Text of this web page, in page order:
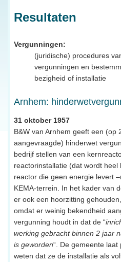
Resultaten
Vergunningen:
(juridische) procedures
vergunningen en
bezigheid of installatie
Arnhem:
31 oktober 1957
B&W van Arnhem geeft een (op
aangevraagde) hinderwet
bedrijf stellen van een
reactorinstallatie (dat wordt
reactor die geen energie levert
KEMA-terrein. In het kader van
er ook een hoorzitting
omdat er weinig bekendheid
vergunning houdt in dat de “
werking gebracht binnen 2 jaar
is geworden“. De gemeente
weten dat ze de installatie als